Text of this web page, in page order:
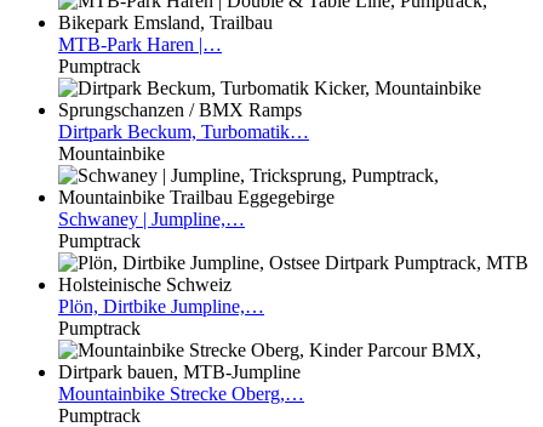
MTB-Park Haren |…
Pumptrack
Dirtpark Beckum, Turbomatik…
Mountainbike
Schwaney | Jumpline,…
Pumptrack
Plön, Dirtbike Jumpline,…
Pumptrack
Mountainbike Strecke Oberg,…
Pumptrack